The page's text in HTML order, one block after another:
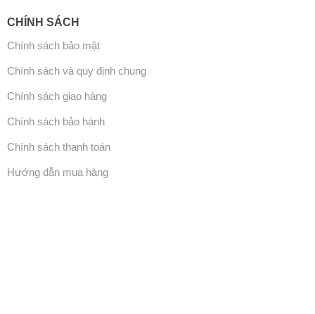
CHÍNH SÁCH
Chính sách bảo mật
Chính sách và quy định chung
Chính sách giao hàng
Chính sách bảo hành
Chính sách thanh toán
Hướng dẫn mua hàng